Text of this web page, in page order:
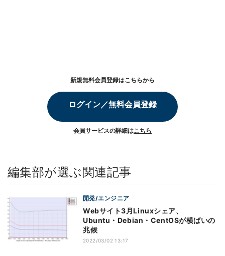
新規無料会員登録はこちらから
ログイン／無料会員登録
会員サービスの詳細はこちら
編集部が選ぶ関連記事
開発/エンジニア
Webサイト3月Linuxシェア、
Ubuntu・Debian・CentOSが横ばいの
兆候
2022/03/02 13:17